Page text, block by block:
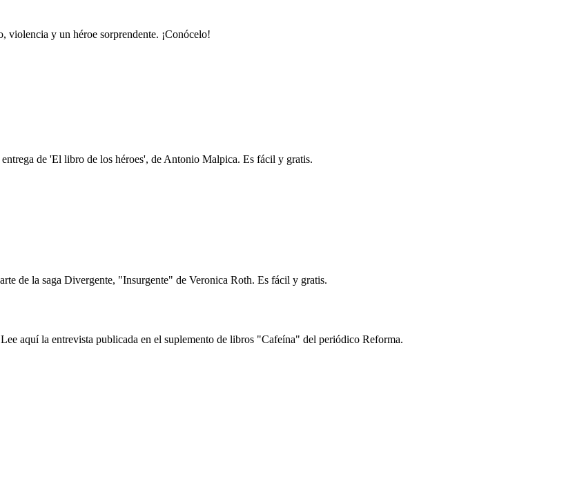
violencia y un héroe sorprendente. ¡Conócelo!
de 'El libro de los héroes', de Antonio Malpica. Es fácil y gratis.
de la saga Divergente, "Insurgente" de Veronica Roth. Es fácil y gratis.
aquí la entrevista publicada en el suplemento de libros "Cafeína" del periódico Reforma.